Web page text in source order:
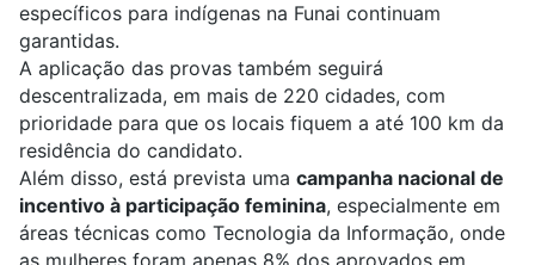
específicos para indígenas na Funai continuam
garantidas.
A aplicação das provas também seguirá
descentralizada, em mais de 220 cidades, com
prioridade para que os locais fiquem a até 100 km da
residência do candidato.
Além disso, está prevista uma campanha nacional de
incentivo à participação feminina, especialmente em
áreas técnicas como Tecnologia da Informação, onde